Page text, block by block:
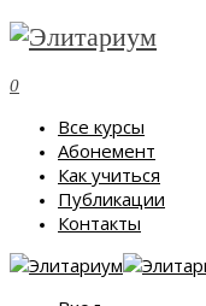
0
Все курсы
Абонемент
Как учиться
Публикации
Контакты